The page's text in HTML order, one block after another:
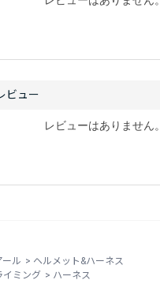
レビューはありません。
ール > ヘルメット&ハーネス
イミング > ハーネス